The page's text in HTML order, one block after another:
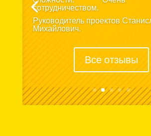
сотрудничеством.
Руководитель проектов
Михайлович.
Все отзывы